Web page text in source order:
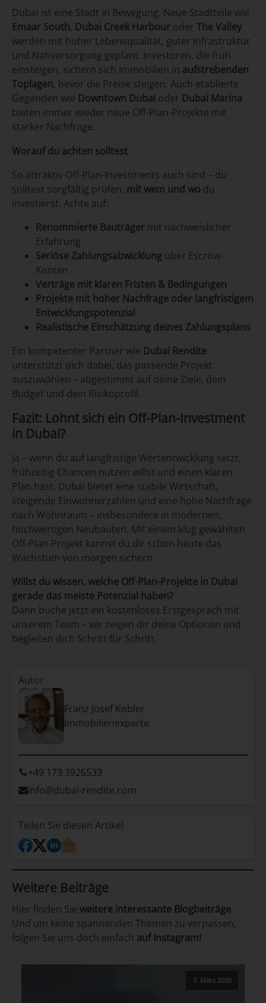
Dubai ist eine Stadt in Bewegung. Neue Stadtteile wie
Emaar South, Dubai Creek Harbour oder The Valley
werden mit hoher Lebensqualität, guter Infrastruktur
und Nahversorgung geplant. Investoren, die früh
einsteigen, sichern sich Immobilien in aufstrebenden
Toplagen, bevor die Preise steigen. Auch etablierte
Gegenden wie Downtown Dubai oder Dubai Marina
bieten immer wieder neue Off-Plan-Projekte mit
starker Nachfrage.
Worauf du achten solltest
So attraktiv Off-Plan-Investments auch sind – du
solltest sorgfältig prüfen, mit wem und wo du
investierst. Achte auf:
Renommierte Bauträger mit nachweislicher
Erfahrung
Seriöse Zahlungsabwicklung über Escrow-
Konten
Verträge mit klaren Fristen & Bedingungen
Projekte mit hoher Nachfrage oder langfristigem
Entwicklungspotenzial
Realistische Einschätzung deines Zahlungsplans
Ein kompetenter Partner wie Dubai Rendite
unterstützt dich dabei, das passende Projekt
auszuwählen – abgestimmt auf deine Ziele, dein
Budget und dein Risikoprofil.
Fazit: Lohnt sich ein Off-Plan-Investment
in Dubai?
Ja – wenn du auf langfristige Wertentwicklung setzt,
frühzeitig Chancen nutzen willst und einen klaren
Plan hast. Dubai bietet eine stabile Wirtschaft,
steigende Einwohnerzahlen und eine hohe Nachfrage
nach Wohnraum – insbesondere in modernen,
hochwertigen Neubauten. Mit einem klug gewählten
Off-Plan-Projekt kannst du dir schon heute das
Wachstum von morgen sichern.
Willst du wissen, welche Off-Plan-Projekte in Dubai
gerade das meiste Potenzial haben?
Dann buche jetzt ein kostenloses Erstgespräch mit
unserem Team – wir zeigen dir deine Optionen und
begleiten dich Schritt für Schritt.
Autor
Franz Josef Kobler
Immobilienexperte
+49 173 3926533
‌info@dubai-rendite.com
Teilen Sie diesen Artikel
Weitere Beiträge
Hier finden Sie weitere interessante Blogbeiträge.
Und um keine spannenden Themen zu verpassen,
folgen Sie uns doch einfach auf Instagram!
5. März 2026